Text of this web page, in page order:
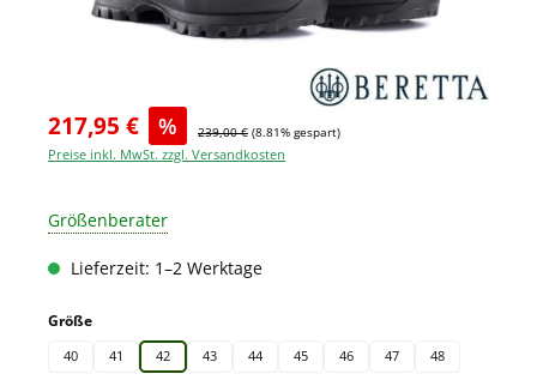
217,95 € % 239,00 € (8.81% gespart)
Preise inkl. MwSt. zzgl. Versandkosten
Größenberater
Lieferzeit: 1–2 Werktage
Größeauswählen
40 41 42 43 44 45 46 47 48